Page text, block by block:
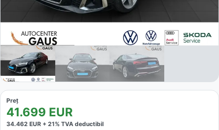
Preț
41.699 EUR
34.462 EUR + 21% TVA deductibil